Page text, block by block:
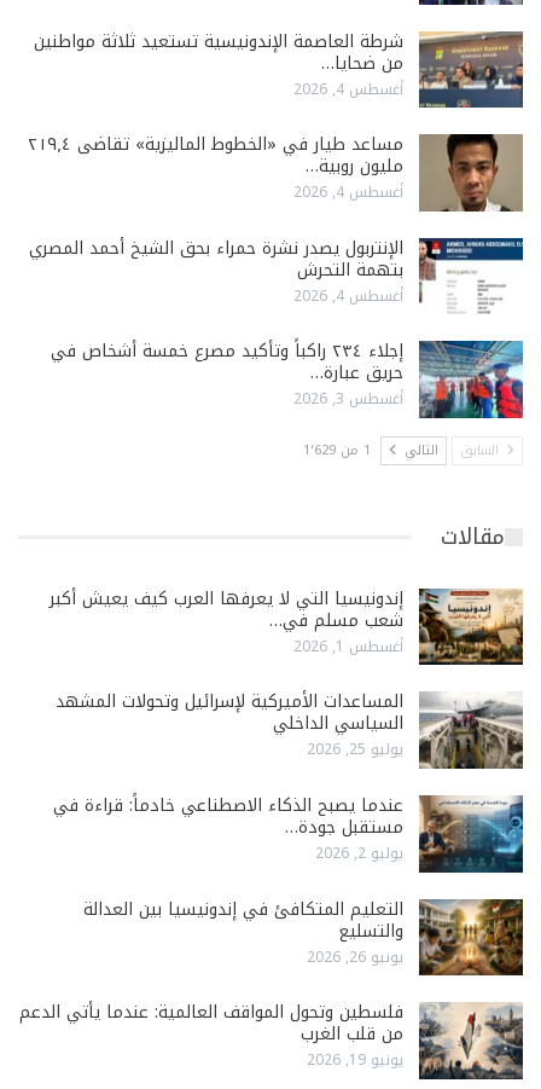
شرطة العاصمة الإندونيسية تستعيد ثلاثة مواطنين
من ضحايا…
أغسطس 4, 2026
مساعد طيار في «الخطوط الماليزية» تقاضى ٢١٩٫٤
مليون روبية…
أغسطس 4, 2026
الإنتربول يصدر نشرة حمراء بحق الشيخ أحمد المصري
بتهمة التحرش
أغسطس 4, 2026
إجلاء ٢٣٤ راكباً وتأكيد مصرع خمسة أشخاص في
حريق عبارة…
أغسطس 3, 2026
السابق التالي 1 من 1٬629
مقالات
إندونيسيا التي لا يعرفها العرب كيف يعيش أكبر
شعب مسلم في…
أغسطس 1, 2026
المساعدات الأميركية لإسرائيل وتحولات المشهد
السياسي الداخلي
يوليو 25, 2026
عندما يصبح الذكاء الاصطناعي خادماً: قراءة في
مستقبل جودة…
يوليو 2, 2026
التعليم المتكافئ في إندونيسيا بين العدالة
والتسليع
يونيو 26, 2026
فلسطين وتحول المواقف العالمية: عندما يأتي الدعم
من قلب الغرب
يونيو 19, 2026